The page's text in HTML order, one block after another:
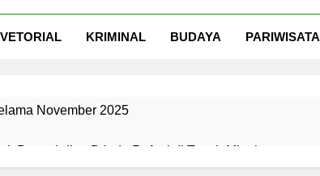
KRIMINAL BUDAYA PARIWISATA
November 2025
Pengabdian Bripda Rafael di Tanah Minahasa